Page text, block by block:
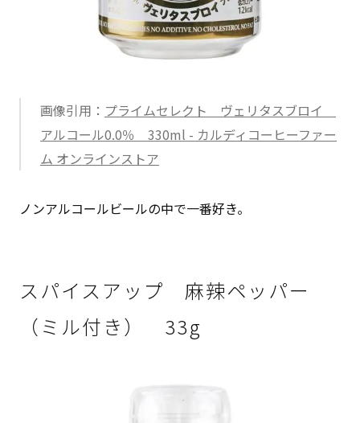
画像引用： プライムセレクト ヴェリタスブロイ
アルコール0.0％ 330ml - カルディコーヒーファー
ム オンラインストア
ノンアルコールビールの中で一番好き。
スパイスアップ 麻辣ペッパー
（ミル付き） 33g